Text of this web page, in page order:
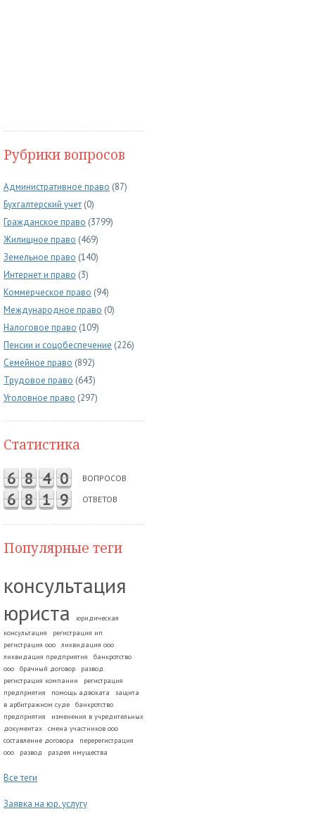
Рубрики вопросов
Административное право (87)
Бухгалтерский учет (0)
Гражданское право (3799)
Жилищное право (469)
Земельное право (140)
Интернет и право (3)
Коммерческое право (94)
Международное право (0)
Налоговое право (109)
Пенсии и соцобеспечение (226)
Семейное право (892)
Трудовое право (643)
Уголовное право (297)
Статистика
6 8 4 0 ВОПРОСОВ
6 8 1 9 ОТВЕТОВ
Популярные теги
консультация
юриста
юридическая
консультация
регистрация ип
регистрация ооо
ликвидация ооо
ликвидация предприятия
банкротство
ооо
брачный договор
развод.
регистрация компании
регистрация
предприятия
помощь адвоката
защита
в арбитражном суде
банкротство
предприятия
изменения в учредительных
документах
смена участников ооо
составление договора
перерегистрация
ооо
развод раздел имущества
Все теги
Заявка на юр. услугу